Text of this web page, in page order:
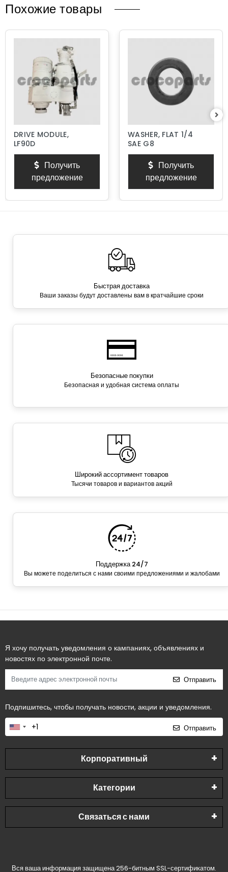
Похожие товары
DRIVE MODULE,
LF90D
Получить
предложение
WASHER, FLAT 1/4
SAE G8
Получить
предложение
Быстрая доставка
Ваши заказы будут доставлены вам в кратчайшие сроки
Безопасные покупки
Безопасная и удобная система оплаты
Широкий ассортимент товаров
Тысячи товаров и вариантов акций
Поддержка 24/7
Вы можете поделиться с нами своими предложениями и жалобами
Я хочу получать уведомления о кампаниях, объявлениях и
новостях по электронной почте.
Отправить
Подпишитесь, чтобы получать новости, акции и уведомления.
Отправить
Корпоративный
Категории
Связаться с нами
Вся ваша информация защищена 256-битным SSL-сертификатом.